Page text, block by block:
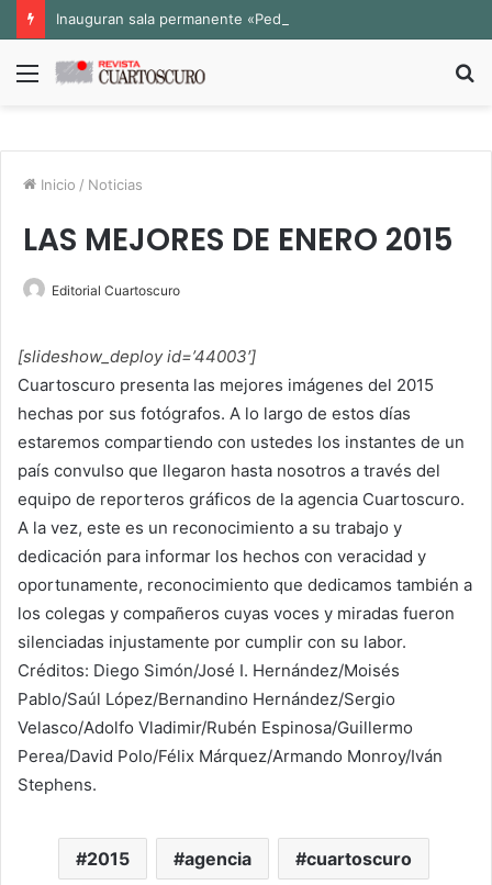
Menú
Inicio / Noticias
LAS MEJORES DE ENERO 2015
Editorial Cuartoscuro
[slideshow_deploy id=’44003′]
Cuartoscuro presenta las mejores imágenes del 2015
hechas por sus fotógrafos. A lo largo de estos días
estaremos compartiendo con ustedes los instantes de un
país convulso que llegaron hasta nosotros a través del
equipo de reporteros gráficos de la agencia Cuartoscuro.
A la vez, este es un reconocimiento a su trabajo y
dedicación para informar los hechos con veracidad y
oportunamente, reconocimiento que dedicamos también a
los colegas y compañeros cuyas voces y miradas fueron
silenciadas injustamente por cumplir con su labor.
Créditos: Diego Simón/José I. Hernández/Moisés
Pablo/Saúl López/Bernandino Hernández/Sergio
Velasco/Adolfo Vladimir/Rubén Espinosa/Guillermo
Perea/David Polo/Félix Márquez/Armando Monroy/Iván
Stephens.
2015 agencia cuartoscuro